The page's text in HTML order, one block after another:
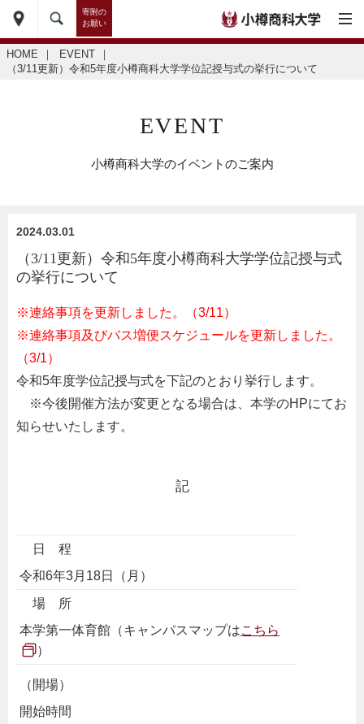
寄附の
お願い
HOME ｜ EVENT
｜
（3/11更新）令和5年度小樽商科大学学位記授与式の挙行について
EVENT
小樽商科大学のイベントのご案内
2024.03.01
（3/11更新）令和5年度小樽商科大学学位記授与式
の挙行について
※連絡事項を更新しました。（3/11）
※連絡事項及びバス増便スケジュールを更新しました。
（3/1）
令和5年度学位記授与式を下記のとおり挙行します。
※今後開催方法が変更となる場合は、本学のHPにてお
知らせいたします。
記
日 程
令和6年3月18日（月）
場 所
本学第一体育館（キャンパスマップはこちら
）
（開場）
開始時間